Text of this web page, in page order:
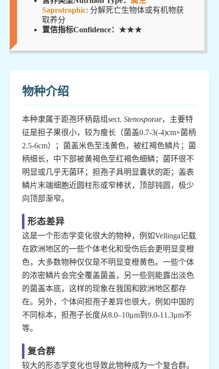
Saprotrophic: 分解死亡生物体或有机物获
取养分
置信指标Confidence： ★★★
物种介绍
本种隶属于距孢环柄菇组sect. Stenosporae，主要特
征是担子果很小，较为瘦长（菌盖0.7-3(-4)cm×菌柄
2.5-6cm）；菌盖米色至浅黄色，被红褐色鳞片；菌
柄细长，中下部被黄褐色至红褐色细鳞；菌环很不
明显或几乎无菌环；担孢子具明显囊状的距；盖表
鳞片末端细胞近圆柱形或窄棒状，顶部钝圆，极少
向顶部渐窄。
形态差异
这是一个形态学变化很大的物种，例如Vellinga记载
在欧洲地区的一些个体老化和受伤后会更明显变橙
色，大多数物种仅仅是不明显变橙黄色。一些个体
的浓密鳞片会完全覆盖菌盖，另一些则能露出淡色
的菌盖本底，这样的现象在我国和欧洲地区都存
在。另外，个体间担孢子差异也很大，例如中国的
不同标本，担孢子长度从8.0–10μm到9.0-11.3μm不
等。
复合群
较大的形态学变化也导致此物种成为一个复合群。